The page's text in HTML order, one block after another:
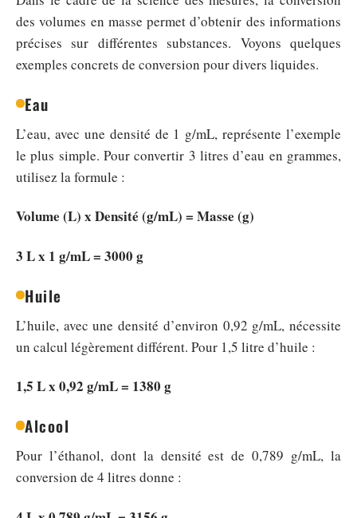
des volumes en masse permet d’obtenir des informations
précises sur différentes substances. Voyons quelques
exemples concrets de conversion pour divers liquides.
Eau
L’eau, avec une densité de 1 g/mL, représente l’exemple
le plus simple. Pour convertir 3 litres d’eau en grammes,
utilisez la formule :
Volume (L) x Densité (g/mL) = Masse (g)
3 L x 1 g/mL = 3000 g
Huile
L’huile, avec une densité d’environ 0,92 g/mL, nécessite
un calcul légèrement différent. Pour 1,5 litre d’huile :
1,5 L x 0,92 g/mL = 1380 g
Alcool
Pour l’éthanol, dont la densité est de 0,789 g/mL, la
conversion de 4 litres donne :